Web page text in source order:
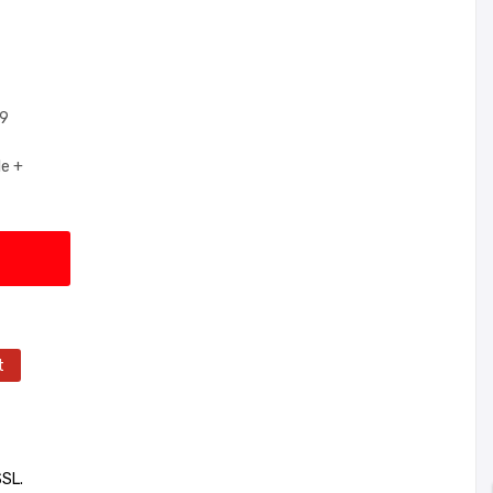
+